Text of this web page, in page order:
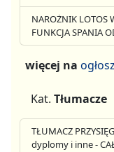
NAROŻNIK LOTOS
FUNKCJA SPANIA
więcej na
Kat. Tłumacze
TŁUMACZ
dyplomy i inne -